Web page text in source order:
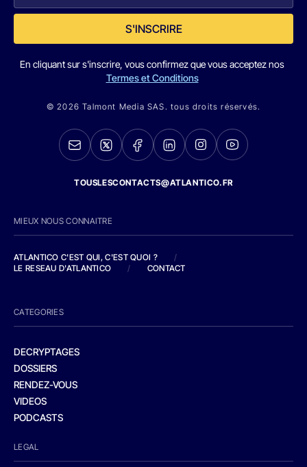
S'INSCRIRE
En cliquant sur s'inscrire, vous confirmez que vous acceptez nos
Termes et Conditions
© 2026 Talmont Media SAS. tous droits réservés.
TOUSLESCONTACTS@ATLANTICO.FR
MIEUX NOUS CONNAITRE
ATLANTICO C'EST QUI, C'EST QUOI ?
/
LE RESEAU D'ATLANTICO
/ CONTACT
CATEGORIES
DECRYPTAGES
DOSSIERS
RENDEZ-VOUS
VIDEOS
PODCASTS
LEGAL